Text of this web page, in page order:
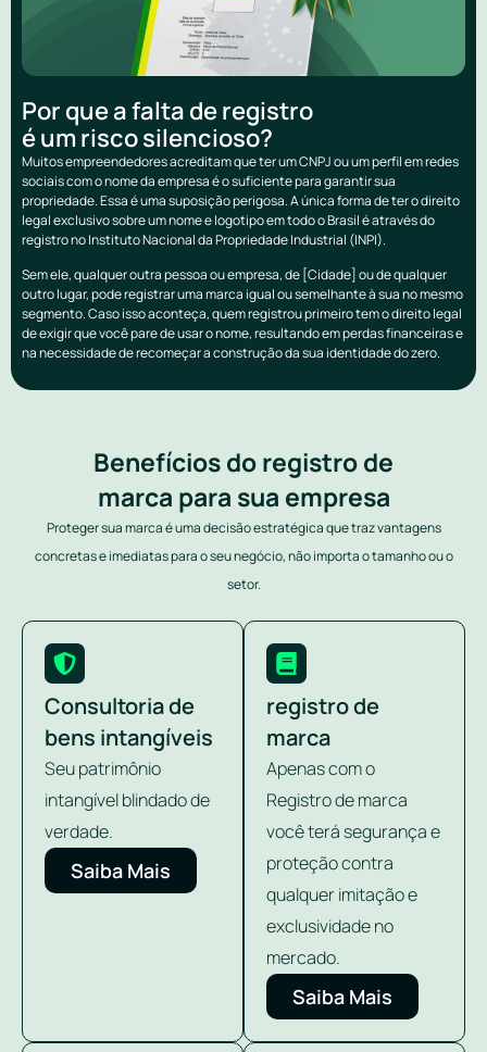
Por que a falta de registro
é um risco silencioso?
Muitos empreendedores acreditam que ter um CNPJ ou um perfil em redes
sociais com o nome da empresa é o suficiente para garantir sua
propriedade. Essa é uma suposição perigosa. A única forma de ter o direito
legal exclusivo sobre um nome e logotipo em todo o Brasil é através do
registro no Instituto Nacional da Propriedade Industrial (INPI).
Sem ele, qualquer outra pessoa ou empresa, de [Cidade] ou de qualquer
outro lugar, pode registrar uma marca igual ou semelhante à sua no mesmo
segmento. Caso isso aconteça, quem registrou primeiro tem o direito legal
de exigir que você pare de usar o nome, resultando em perdas financeiras e
na necessidade de recomeçar a construção da sua identidade do zero.
Benefícios do registro de
marca para sua empresa
Proteger sua marca é uma decisão estratégica que traz vantagens
concretas e imediatas para o seu negócio, não importa o tamanho ou o
setor.
Consultoria de
bens intangíveis
Seu patrimônio
intangível blindado de
verdade.
Saiba Mais
registro de
marca
Apenas com o
Registro de marca
você terá segurança e
proteção contra
qualquer imitação e
exclusividade no
mercado.
Saiba Mais